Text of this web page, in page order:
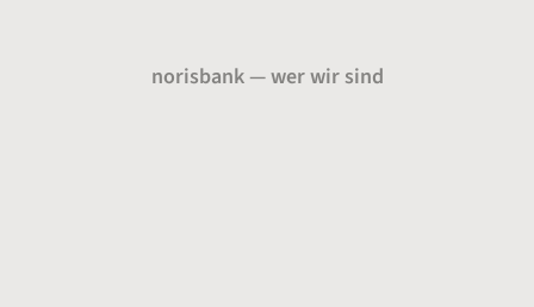
norisbank — wer wir sind